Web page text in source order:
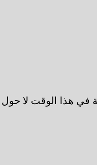
هذا الوقت لا حول